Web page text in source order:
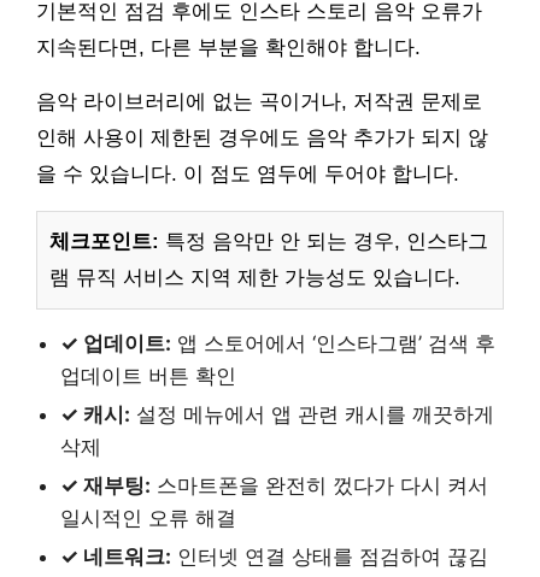
기본적인 점검 후에도 인스타 스토리 음악 오류가
지속된다면, 다른 부분을 확인해야 합니다.
음악 라이브러리에 없는 곡이거나, 저작권 문제로
인해 사용이 제한된 경우에도 음악 추가가 되지 않
을 수 있습니다. 이 점도 염두에 두어야 합니다.
체크포인트: 특정 음악만 안 되는 경우, 인스타그
램 뮤직 서비스 지역 제한 가능성도 있습니다.
✓ 업데이트: 앱 스토어에서 ‘인스타그램’ 검색 후
업데이트 버튼 확인
✓ 캐시: 설정 메뉴에서 앱 관련 캐시를 깨끗하게
삭제
✓ 재부팅: 스마트폰을 완전히 껐다가 다시 켜서
일시적인 오류 해결
✓ 네트워크: 인터넷 연결 상태를 점검하여 끊김